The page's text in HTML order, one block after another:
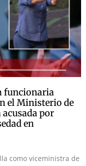
funcionaria
el Ministerio de
por
en
como viceministra de